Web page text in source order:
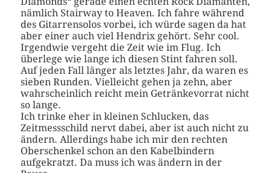
nämlich Stairway to Heaven. Ich fahre während
des Gitarrensolos vorbei, ich würde sagen da hat
aber einer auch viel Hendrix gehört. Sehr cool.
Irgendwie vergeht die Zeit wie im Flug. Ich
überlege wie lange ich diesen Stint fahren soll.
Auf jeden Fall länger als letztes Jahr, da waren es
sieben Runden. Vielleicht gehen ja zehn, aber
wahrscheinlich reicht mein Getränkevorrat nicht
so lange.
Ich trinke eher in kleinen Schlucken, das
Zeitmessschild nervt dabei, aber ist auch nicht zu
ändern. Allerdings habe ich mir den rechten
Oberschenkel schon an den Kabelbindern
aufgekratzt. Da muss ich was ändern in der